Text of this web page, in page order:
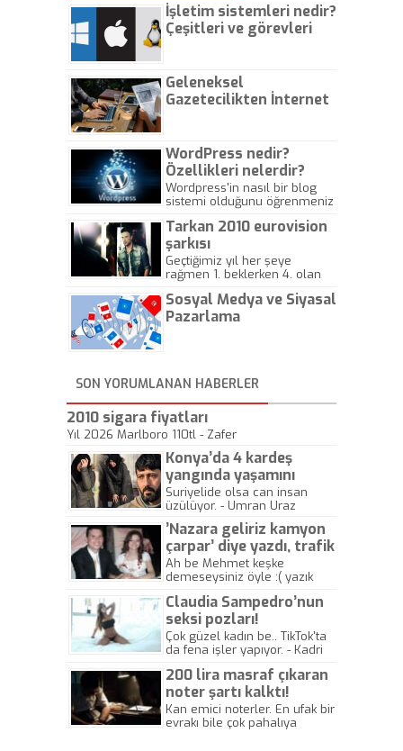
İşletim sistemleri nedir?
Çeşitleri ve görevleri
Geleneksel
Gazetecilikten İnternet
WordPress nedir?
Özellikleri nelerdir?
Wordpress'in nasıl bir blog
sistemi olduğunu öğrenmeniz
Tarkan 2010 eurovision
şarkısı
Geçtiğimiz yıl her şeye
rağmen 1. beklerken 4. olan
gösterisinin bu yarışmada
önemli olmadığını anlamıştır.
Sosyal Medya ve Siyasal
Pazarlama
SON YORUMLANAN HABERLER
2010 sigara fiyatları
Yıl 2026 Marlboro 110tl - Zafer
Konya’da 4 kardeş
yangında yaşamını
yitirdi
Suriyelide olsa can insan
üzülüyor. - Umran Uraz
’Nazara geliriz kamyon
çarpar’ diye yazdı, trafik
kazasında öldü!
Ah be Mehmet keşke
demeseysiniz öyle :( yazık
Claudia Sampedro’nun
seksi pozları!
Çok güzel kadın be.. TikTok'ta
da fena işler yapıyor. - Kadri
200 lira masraf çıkaran
noter şartı kalktı!
Kan emici noterler. En ufak bir
evrakı bile çok pahalıya